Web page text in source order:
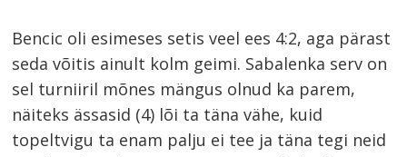
Bencic oli esimeses setis veel ees 4:2, aga pärast
seda võitis ainult kolm geimi. Sabalenka serv on
sel turniiril mõnes mängus olnud ka parem,
näiteks ässasid (4) lõi ta täna vähe, kuid
topeltvigu ta enam palju ei tee ja täna tegi neid
Navigeerimine